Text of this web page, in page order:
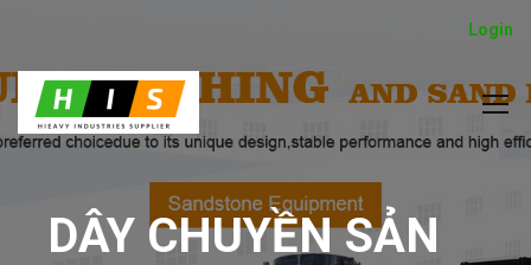
Login
DÂY CHUYỀN SẢN